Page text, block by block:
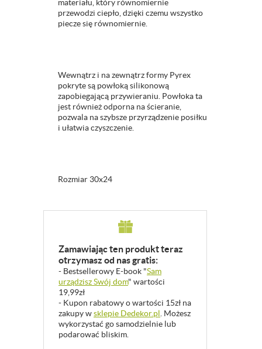
materiału, który równomiernie
przewodzi ciepło, dzięki czemu wszystko
piecze się równomiernie.
Wewnątrz i na zewnątrz formy Pyrex
pokryte są powłoką silikonową
zapobiegającą przywieraniu. Powłoka ta
jest również odporna na ścieranie,
pozwala na szybsze przyrządzenie posiłku
i ułatwia czyszczenie.
Rozmiar 30x24
Zamawiając ten produkt teraz
otrzymasz od nas gratis:
- Bestsellerowy E-book "Sam
urządzisz Swój dom" wartości
19,99zł
- Kupon rabatowy o wartości 15zł na
zakupy wsklepie Dedekor.pl. Możesz
wykorzystać go samodzielnie lub
podarować bliskim.